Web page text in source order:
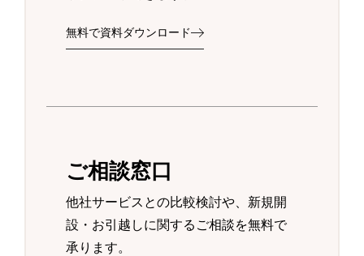
無料で資料ダウンロード
ご相談窓口
他社サービスとの比較検討や、新規開
設・お引越しに関するご相談を無料で
承ります。